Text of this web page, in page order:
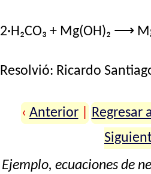
2·H₂CO₃ + Mg(OH)₂ ⟶
Resolvió: Ricardo
‹ Anterior Regresar
Ejemplo, ecuaciones de